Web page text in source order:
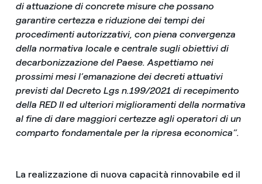
di attuazione di concrete misure che possano
garantire certezza e riduzione dei tempi dei
procedimenti autorizzativi, con piena convergenza
della normativa locale e centrale sugli obiettivi di
decarbonizzazione del Paese. Aspettiamo nei
prossimi mesi l’emanazione dei decreti attuativi
previsti dal Decreto Lgs n.199/2021 di recepimento
della RED II ed ulteriori miglioramenti della normativa
al fine di dare maggiori certezze agli operatori di un
comparto fondamentale per la ripresa economica”.
La realizzazione di nuova capacità rinnovabile ed il